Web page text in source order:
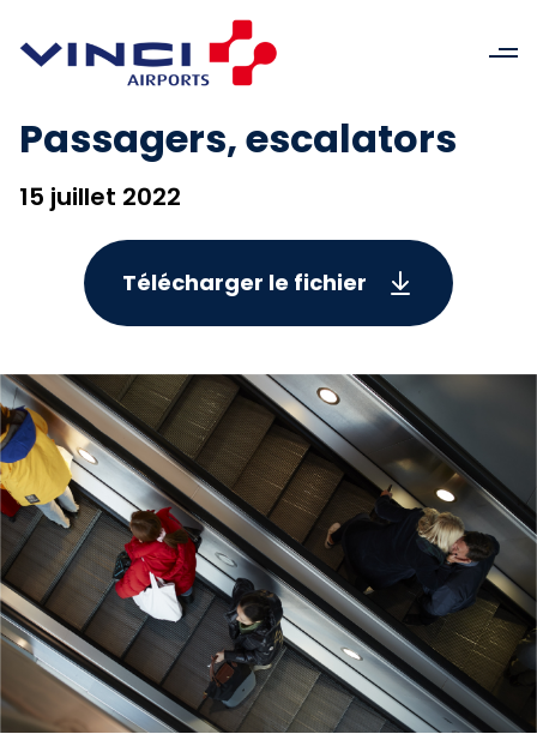
Passagers, escalators
15 juillet 2022
Télécharger le fichier